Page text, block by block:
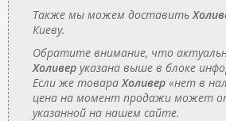
Также мы можем доставить
Киеву.
Обратите внимание, что
Холивер указана выше в блоке
Если же товараХоливер «нет в
цена на момент продажи может
указанной на нашем сайте.